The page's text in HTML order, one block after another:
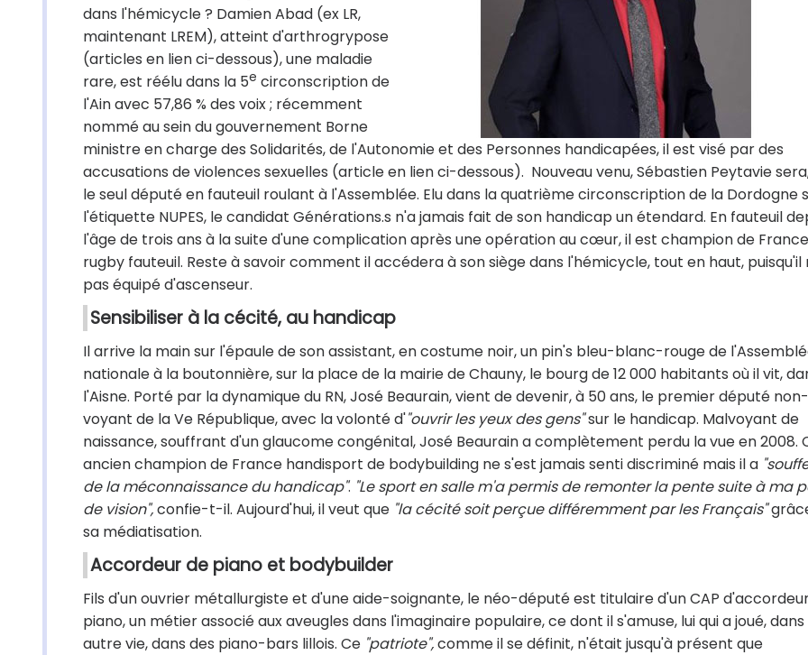
dans l'hémicycle ? Damien Abad (ex LR,
maintenant LREM), atteint d'arthrogrypose
(articles en lien ci-dessous), une maladie
rare, est réélu dans la 5e circonscription de
l'Ain avec 57,86 % des voix ; récemment
nommé au sein du gouvernement Borne
ministre en charge des Solidarités, de l'Autonomie et des Personnes handicapées, il est visé par des
accusations de violences sexuelles (article en lien ci-dessous). Nouveau venu, Sébastien Peytavie
le seul député en fauteuil roulant à l'Assemblée. Elu dans la quatrième circonscription de la Dordogne
l'étiquette NUPES, le candidat Générations.s n'a jamais fait de son handicap un étendard. En fauteuil
l'âge de trois ans à la suite d'une complication après une opération au cœur, il est champion de
rugby fauteuil. Reste à savoir comment il accédera à son siège dans l'hémicycle, tout en haut, puisqu'il
pas équipé d'ascenseur.
Sensibiliser à la cécité, au handicap
Il arrive la main sur l'épaule de son assistant, en costume noir, un pin's bleu-blanc-rouge de
nationale à la boutonnière, sur la place de la mairie de Chauny, le bourg de 12 000 habitants où il vit,
l'Aisne. Porté par la dynamique du RN, José Beaurain, vient de devenir, à 50 ans, le premier député non-
voyant de la Ve République, avec la volonté d'"ouvrir les yeux des gens"sur le handicap. Malvoyant de
naissance, souffrant d'un glaucome congénital, José Beaurain a complètement perdu la vue en 2008.
ancien champion de France handisport de bodybuilding ne s'est jamais senti discriminé mais il a
de la méconnaissance du handicap". "Le sport en salle m'a permis de remonter la pente suite à ma
de vision",confie-t-il. Aujourd'hui, il veut que "la cécité soit perçue différemment par les Français"
sa médiatisation.
Accordeur de piano et bodybuilder
Fils d'un ouvrier métallurgiste et d'une aide-soignante, le néo-député est titulaire d'un CAP
piano, un métier associé aux aveugles dans l'imaginaire populaire, ce dont il s'amuse, lui qui a joué,
autre vie, dans des piano-bars lillois. Ce "patriote",comme il se définit, n'était jusqu'à présent que